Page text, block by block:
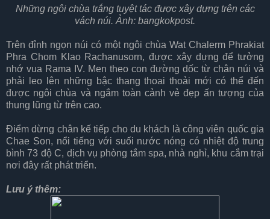
Những ngôi chùa trắng tuyệt tác được xây dựng trên các
vách núi. Ảnh: bangkokpost.
Trên đỉnh ngọn núi có một ngôi chùa Wat Chalerm Phrakiat
Phra Chom Klao Rachanusorn, được xây dựng để tưởng
nhớ vua Rama IV. Men theo con đường dốc từ chân núi và
phải leo lên những bậc thang thoai thoải mới có thể đến
được ngôi chùa và ngắm toàn cảnh vẻ đẹp ấn tượng của
thung lũng từ trên cao.
Điểm dừng chân kế tiếp cho du khách là công viên quốc gia
Chae Son, nổi tiếng với suối nước nóng có nhiệt độ trung
bình 73 độ C, dịch vụ phòng tắm spa, nhà nghỉ, khu cắm trại
nơi đây rất phát triển.
Lưu ý thêm: